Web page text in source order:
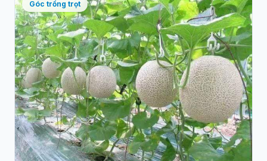
Góc trồng trọt